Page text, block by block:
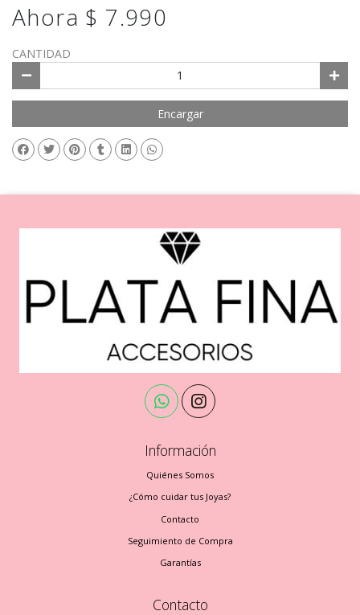
Ahora $ 7.990
CANTIDAD
Encargar
Información
Quiénes Somos
¿Cómo cuidar tus Joyas?
Contacto
Seguimiento de Compra
Garantías
Contacto